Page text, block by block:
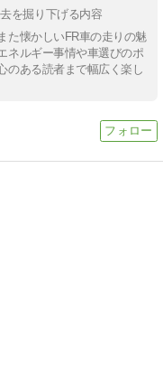
を掘り下げる内容
た懐かしいFR車の走りの魅
ネルギー事情や車選びのポ
のある読者まで幅広く楽し